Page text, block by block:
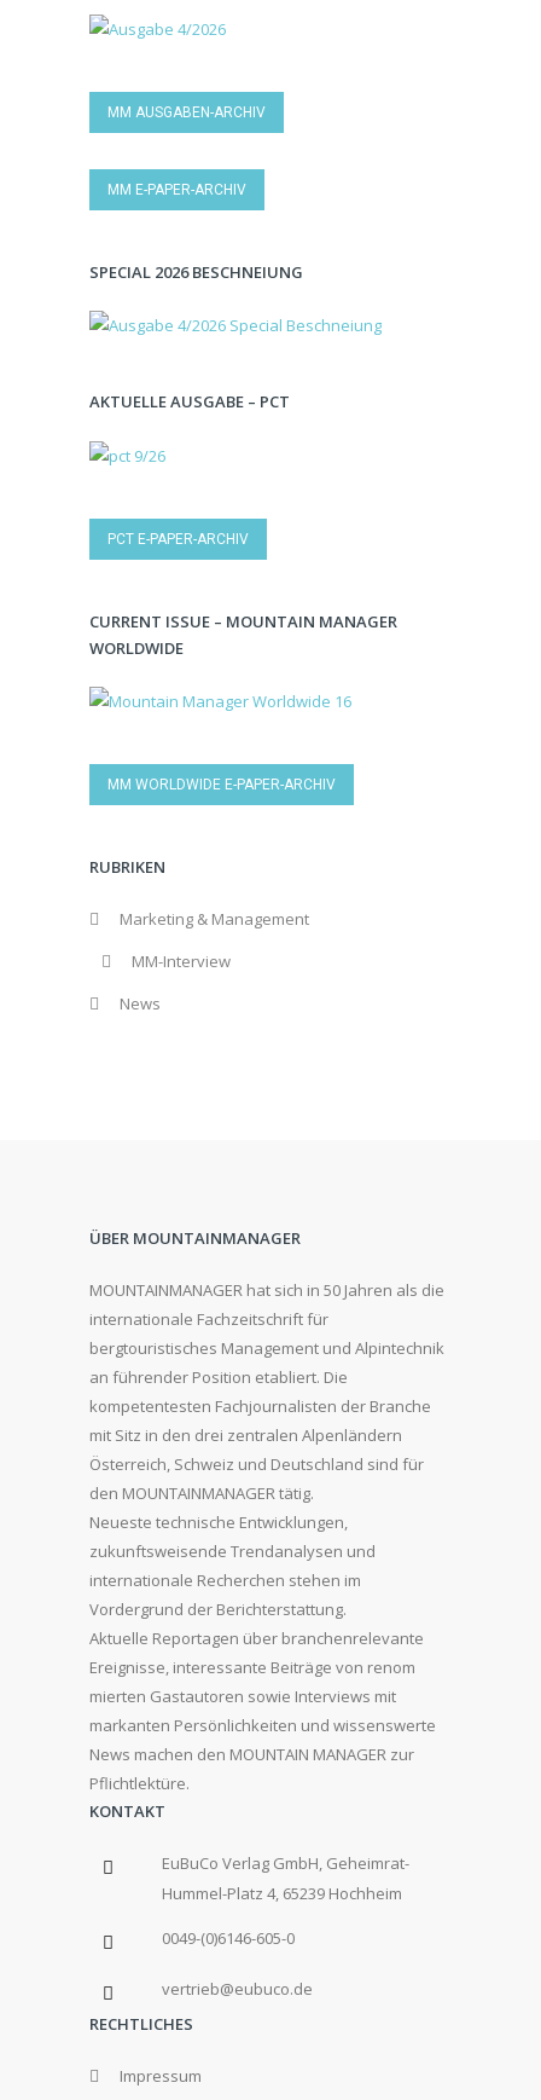
MM AUSGABEN-ARCHIV
MM E-PAPER-ARCHIV
SPECIAL 2026 BESCHNEIUNG
AKTUELLE AUSGABE – PCT
PCT E-PAPER-ARCHIV
CURRENT ISSUE – MOUNTAIN MANAGER
WORLDWIDE
MM WORLDWIDE E-PAPER-ARCHIV
RUBRIKEN
Marketing & Management
MM-Interview
News
ÜBER MOUNTAINMANAGER
MOUNTAINMANAGER hat sich in 50 Jahren als die
internationale Fachzeitschrift für
bergtouristisches Management und Alpintechnik
an führender Position etabliert. Die
kompetentesten Fachjournalisten der Branche
mit Sitz in den drei zentralen Alpenländern
Österreich, Schweiz und Deutschland sind für
den MOUNTAINMANAGER tätig.
Neueste technische Entwicklungen,
zukunftsweisende Trendanalysen und
internationale Recherchen stehen im
Vordergrund der Berichterstattung.
Aktuelle Reportagen über branchenrelevante
Ereignisse, interessante Beiträge von renom
mierten Gastautoren sowie Interviews mit
markanten Persönlichkeiten und wissenswerte
News machen den MOUNTAIN MANAGER zur
Pflichtlektüre.
KONTAKT
EuBuCo Verlag GmbH, Geheimrat-
Hummel-Platz 4, 65239 Hochheim
0049-(0)6146-605-0
vertrieb@eubuco.de
RECHTLICHES
Impressum